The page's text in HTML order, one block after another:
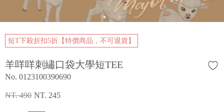
短T下殺折扣5折【特價商品，不可退貨】
羊咩咩刺繡口袋大學短TEE
No. 0123100390690
NT. 490 NT. 245